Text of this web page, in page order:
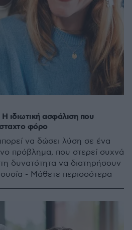
ιδιωτική ασφάλιση που
φόρο
να δώσει λύση σε ένα
πρόβλημα, που στερεί συχνά
δυνατότητα να διατηρήσουν
- Μάθετε περισσότερα